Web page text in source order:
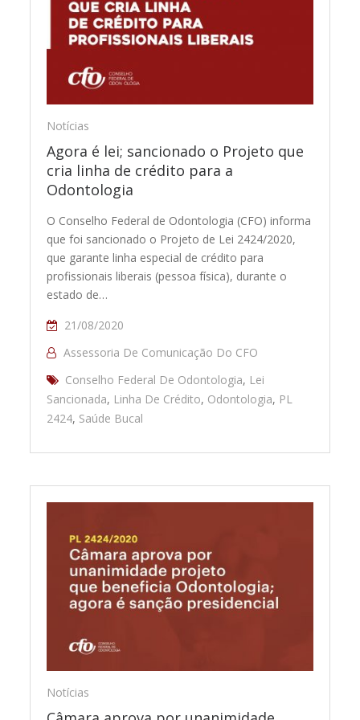
Notícias
Agora é lei; sancionado o Projeto que
cria linha de crédito para a
Odontologia
O Conselho Federal de Odontologia (CFO) informa
que foi sancionado o Projeto de Lei 2424/2020,
que garante linha especial de crédito para
profissionais liberais (pessoa física), durante o
estado de…
21/08/2020
Assessoria De Comunicação Do CFO
Conselho Federal De Odontologia, Lei
Sancionada, Linha De Crédito, Odontologia, PL
2424, Saúde Bucal
Notícias